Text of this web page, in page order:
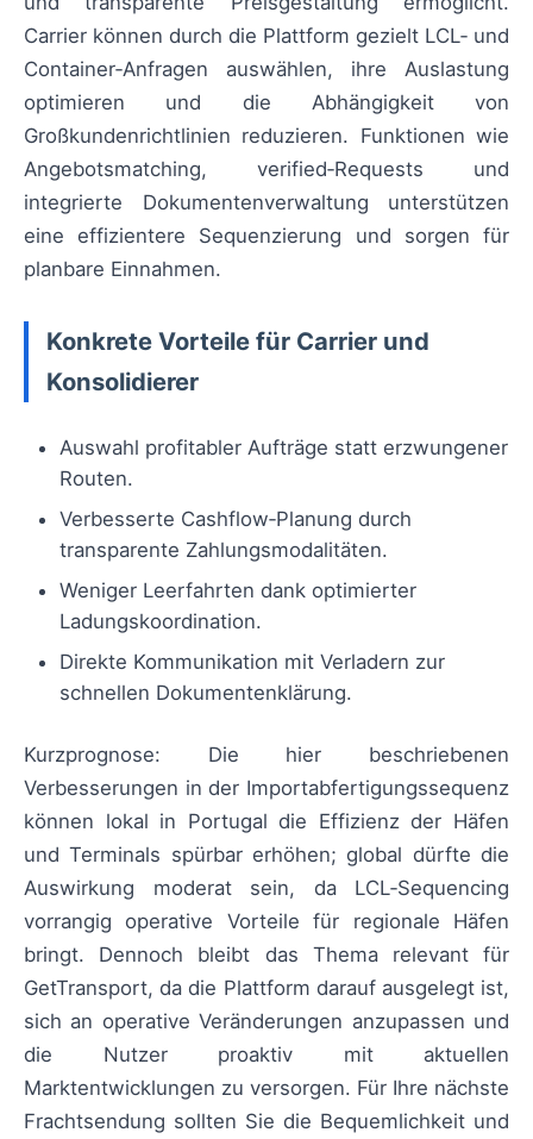
Carrier können durch die Plattform gezielt LCL‑ und
Container‑Anfragen auswählen, ihre Auslastung
optimieren und die Abhängigkeit von
Großkundenrichtlinien reduzieren. Funktionen wie
Angebotsmatching, verified‑Requests und
integrierte Dokumentenverwaltung unterstützen
eine effizientere Sequenzierung und sorgen für
planbare Einnahmen.
Konkrete Vorteile für Carrier und
Konsolidierer
Auswahl profitabler Aufträge statt erzwungener
Routen.
Verbesserte Cashflow‑Planung durch
transparente Zahlungsmodalitäten.
Weniger Leerfahrten dank optimierter
Ladungskoordination.
Direkte Kommunikation mit Verladern zur
schnellen Dokumentenklärung.
Kurzprognose: Die hier beschriebenen
Verbesserungen in der Importabfertigungssequenz
können lokal in Portugal die Effizienz der Häfen
und Terminals spürbar erhöhen; global dürfte die
Auswirkung moderat sein, da LCL‑Sequencing
vorrangig operative Vorteile für regionale Häfen
bringt. Dennoch bleibt das Thema relevant für
GetTransport, da die Plattform darauf ausgelegt ist,
sich an operative Veränderungen anzupassen und
die Nutzer proaktiv mit aktuellen
Marktentwicklungen zu versorgen. Für Ihre nächste
Frachtsendung sollten Sie die Bequemlichkeit und